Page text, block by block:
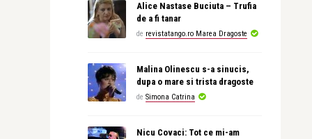
Alice Nastase Buciuta – Trufia
de a fi tanar
de revistatango.ro Marea Dragoste
Malina Olinescu s-a sinucis,
dupa o mare si trista dragoste
de Simona Catrina
Nicu Covaci: Tot ce mi-am